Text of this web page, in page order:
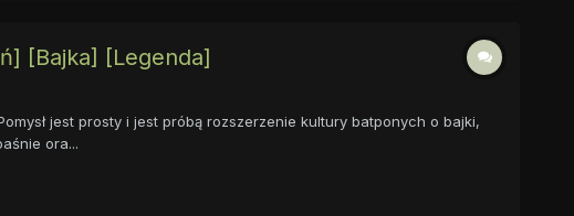
[Bajka] [Legenda]
jest prosty i jest próbą rozszerzenie kultury batponych o bajki,
ora...